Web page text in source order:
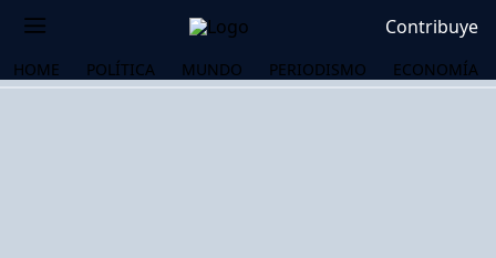
Contribuye
HOME POLÍTICA MUNDO PERIODISMO ECONOMÍA